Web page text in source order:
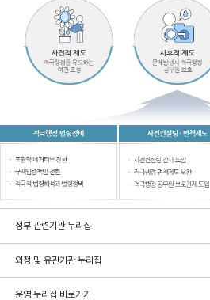
정부 관련기관 누리집
외청 및 유관기관 누리집
운영 누리집 바로가기